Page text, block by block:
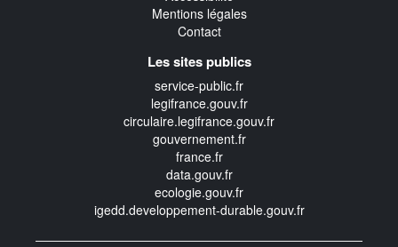
Mentions légales
Contact
Les sites publics
service-public.fr
legifrance.gouv.fr
circulaire.legifrance.gouv.fr
gouvernement.fr
france.fr
data.gouv.fr
ecologie.gouv.fr
igedd.developpement-durable.gouv.fr